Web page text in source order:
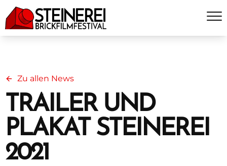
Zu allen News
TRAILER UND
PLAKAT STEINEREI
2021